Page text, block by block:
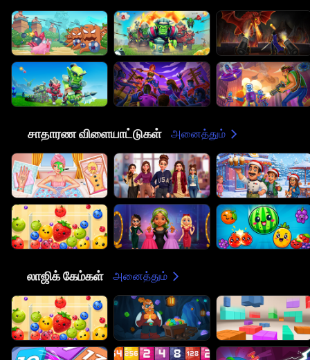
சாதாரண விளையாட்டுகள் அனைத்தும்
லாஜிக் கேம்கள் அனைத்தும்